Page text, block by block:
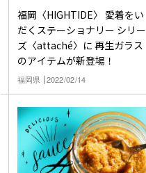
福岡〈HIGHTIDE〉 愛着をい
だくステーショナリー シリー
ズ〈attaché〉に 再生ガラス
のアイテムが新登場！
福岡県 2022/02/14